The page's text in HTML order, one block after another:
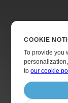
COOKIE
To provide you
toour cookie